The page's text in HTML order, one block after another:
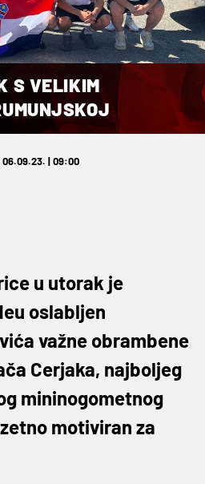
S VELIKIM
06.09.23. | 09:00
u utorak je
oslabljen
važne obrambene
Cerjaka, najboljeg
mininogometnog
motiviran za